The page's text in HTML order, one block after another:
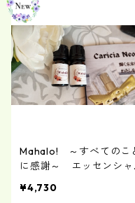
Mahalo! ～すべてのこ
に感謝～ エッセンシャ
¥4,730